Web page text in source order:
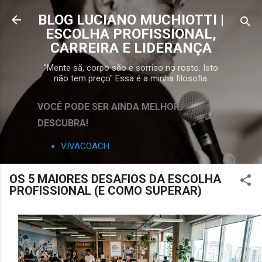
Pular para o conteúdo principal
BLOG LUCIANO MUCHIOTTI |
ESCOLHA PROFISSIONAL,
CARREIRA E LIDERANÇA
"Mente sã, corpo são e sorriso no rosto. Isto
não tem preço" Essa é a minha filosofia.
VOCÊ PODE SER AINDA MELHOR.
DESCUBRA!
VIVACOACH
OS 5 MAIORES DESAFIOS DA ESCOLHA
PROFISSIONAL (E COMO SUPERAR)